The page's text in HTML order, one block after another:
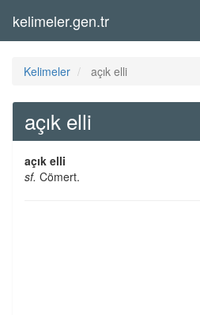
kelimeler.gen.tr
Kelimeler açık elli
açık elli
açık elli
sf. Cömert.